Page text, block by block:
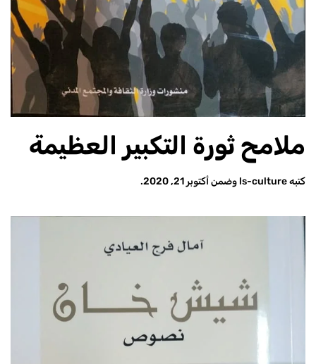
ملامح ثورة التكبير العظيمة
كتبهls-culture وضمنأكتوبر 21, 2020 .